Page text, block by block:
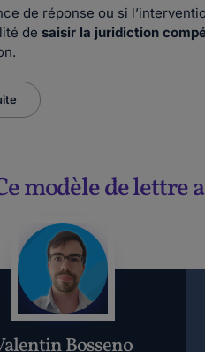
de réponse ou si
de saisir la juridiction
modèle de lettre
Bosseno